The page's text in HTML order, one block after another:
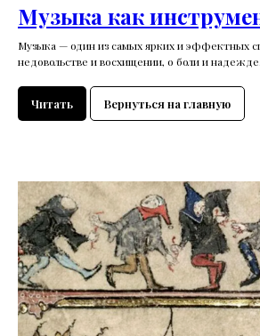
Музыка как
Музыка — один из самых ярких и эффектных
недовольстве и восхищении, о боли и надежде.
Читать Вернуться на главную